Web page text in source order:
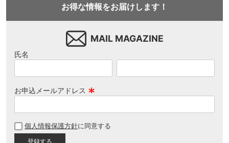
お得な情報をお届けします！
MAIL MAGAZINE
氏名
お申込メールアドレス
須
個人情報保護方針に同意する